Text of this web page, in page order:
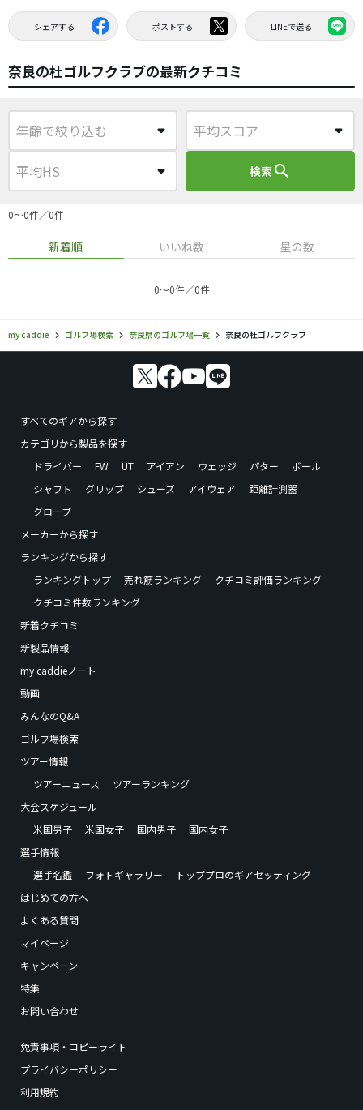
シェアする ポストする LINEで送る
奈良の杜ゴルフクラブの最新クチコミ
検索search
0〜0件／0件
新着順 いいね数 星の数
0〜0件／0件
my caddie ゴルフ場検索 奈良県のゴルフ場一覧 奈良の杜ゴルフクラブ
すべてのギアから探す
カテゴリから製品を探す
ドライバー
FW UT アイアン ウェッジ パター
ボール
シャフト
グリップ シューズ アイウェア
距離計測器
グローブ
メーカーから探す
ランキングから探す
ランキングトップ
売れ筋ランキング
クチコミ評価ランキング
クチコミ件数ランキング
新着クチコミ
新製品情報
my caddieノート
動画
みんなのQ&A
ゴルフ場検索
ツアー情報
ツアーニュース
ツアーランキング
大会スケジュール
米国男子
米国女子 国内男子
国内女子
選手情報
選手名鑑
フォトギャラリー
トッププロのギアセッティング
はじめての方へ
よくある質問
マイページ
キャンペーン
特集
お問い合わせ
免責事項・コピーライト
プライバシーポリシー
利用規約